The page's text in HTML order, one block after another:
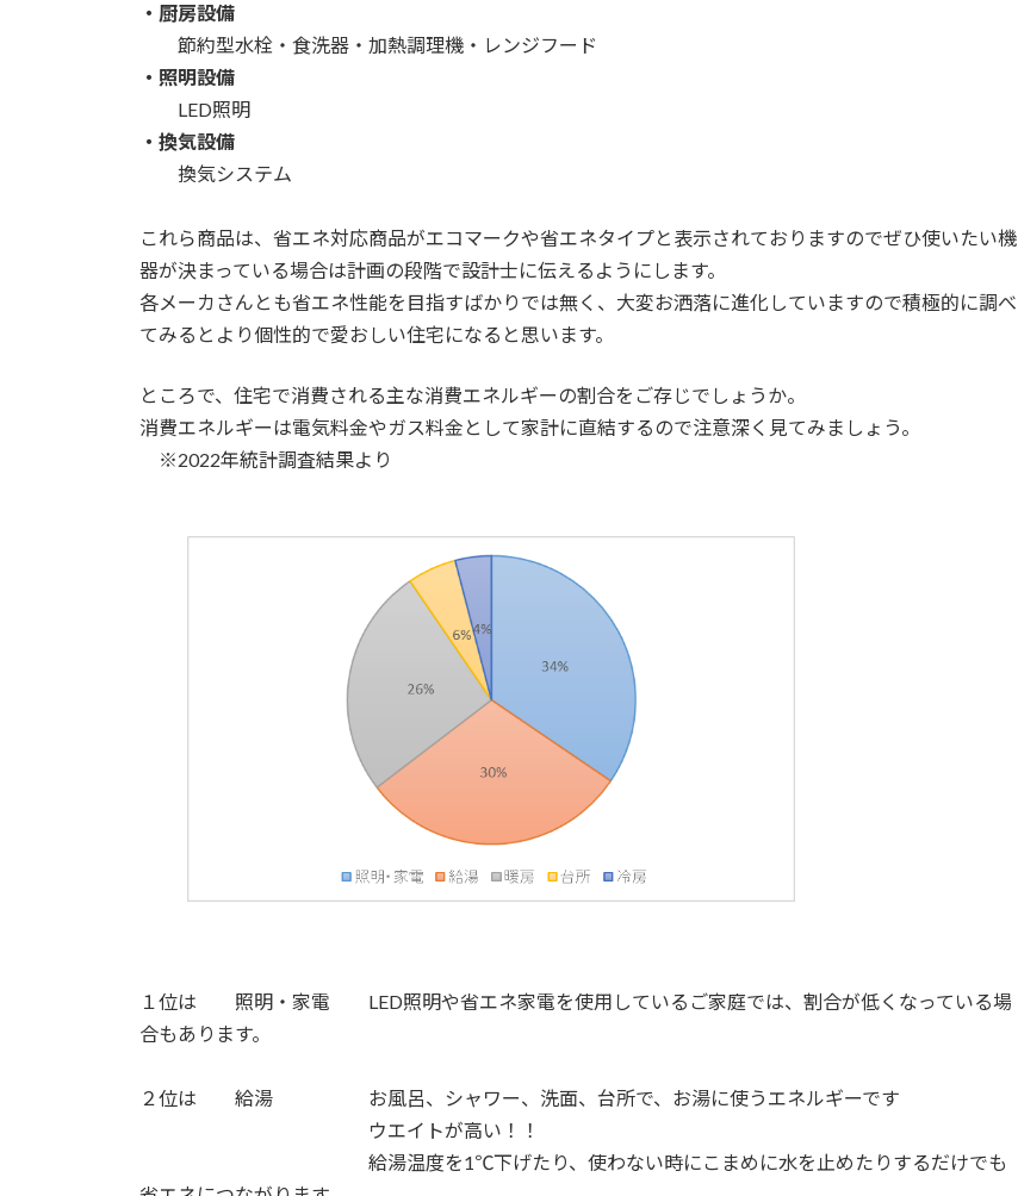
・厨房設備
節約型水栓・食洗器・加熱調理機・レンジフード
・照明設備
LED照明
・換気設備
換気システム
これら商品は、省エネ対応商品がエコマークや省エネタイプと表示されておりますのでぜひ使いたい機
器が決まっている場合は計画の段階で設計士に伝えるようにします。
各メーカさんとも省エネ性能を目指すばかりでは無く、大変お洒落に進化していますので積極的に調べ
てみるとより個性的で愛おしい住宅になると思います。
ところで、住宅で消費される主な消費エネルギーの割合をご存じでしょうか。
消費エネルギーは電気料金やガス料金として家計に直結するので注意深く見てみましょう。
※2022年統計調査結果より
１位は 照明・家電 LED照明や省エネ家電を使用しているご家庭では、割合が低くなっている場
合もあります。
２位は 給湯 お風呂、シャワー、洗面、台所で、お湯に使うエネルギーです
ウエイトが高い！！
給湯温度を1℃下げたり、使わない時にこまめに水を止めたりするだけでも